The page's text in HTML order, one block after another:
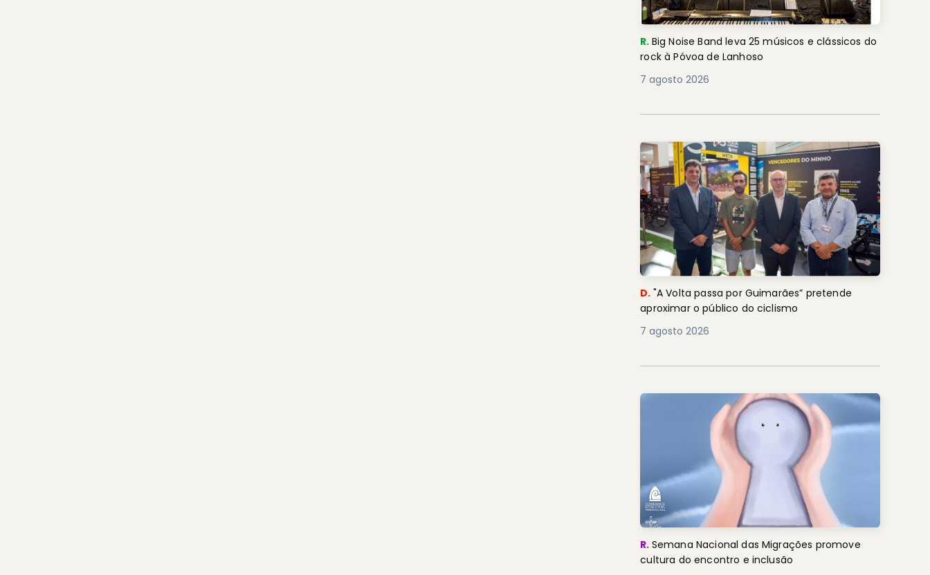
R. Big Noise Band leva 25 músicos e clássicos do
rock à Póvoa de Lanhoso
7 agosto 2026
D. "A Volta passa por Guimarães” pretende
aproximar o público do ciclismo
7 agosto 2026
R. Semana Nacional das Migrações promove
cultura do encontro e inclusão